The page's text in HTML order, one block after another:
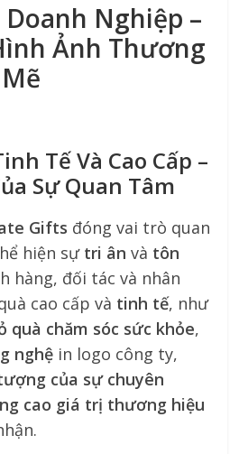
Doanh Nghiệp –
Ảnh Thương
Tế Và Cao Cấp –
Sự Quan Tâm
Gifts đóng vai trò quan
hiện sự tri ân và tôn
hàng, đối tác và nhân
cao cấp và tinh tế, như
quà chăm sóc sức khỏe,
nghệ in logo công ty,
của sự chuyên
cao giá trị thương hiệu